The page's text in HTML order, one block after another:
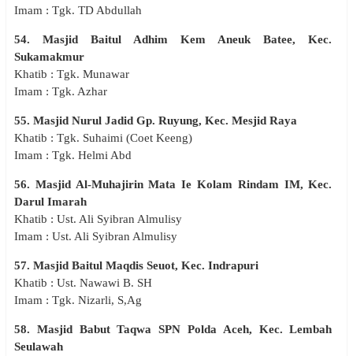
Imam : Tgk. TD Abdullah
54. Masjid Baitul Adhim Kem Aneuk Batee, Kec.
Sukamakmur
Khatib : Tgk. Munawar
Imam : Tgk. Azhar
55. Masjid Nurul Jadid Gp. Ruyung, Kec. Mesjid Raya
Khatib : Tgk. Suhaimi (Coet Keeng)
Imam : Tgk. Helmi Abd
56. Masjid Al-Muhajirin Mata Ie Kolam Rindam IM, Kec.
Darul Imarah
Khatib : Ust. Ali Syibran Almulisy
Imam : Ust. Ali Syibran Almulisy
57. Masjid Baitul Maqdis Seuot, Kec. Indrapuri
Khatib : Ust. Nawawi B. SH
Imam : Tgk. Nizarli, S,Ag
58. Masjid Babut Taqwa SPN Polda Aceh, Kec. Lembah
Seulawah